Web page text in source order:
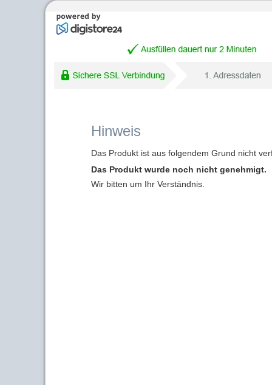
Hinweis
Das Produkt ist aus folgendem Grund nicht
Das Produkt wurde noch nicht genehmigt.
Wir bitten um Ihr Verständnis.